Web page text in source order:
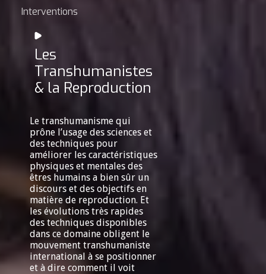
Interventions
Les
Transhumanistes
& la Reproduction
Le transhumanisme qui
prône l’usage des sciences et
des techniques pour
améliorer les caractéristiques
physiques et mentales des
êtres humains a bien sûr un
discours et des objectifs en
matière de reproduction. Et
les évolutions très rapides
des techniques disponibles
dans ce domaine obligent le
mouvement transhumaniste
international à se positionner
et à dire comment il voit